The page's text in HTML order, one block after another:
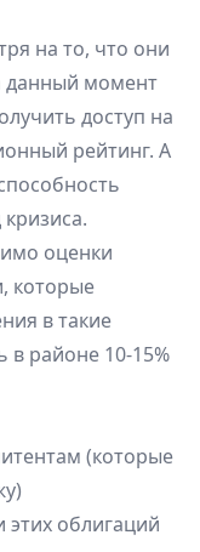
на то, что они
данный момент
доступ на
рейтинг. А
оценки
которые
в такие
в районе 10-15%
(которые
облигаций